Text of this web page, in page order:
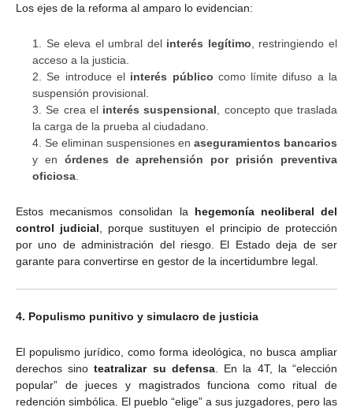
Los ejes de la reforma al amparo lo evidencian:
Se eleva el umbral del interés legítimo , restringiendo el
acceso a la justicia.
Se introduce el interés público como límite difuso a la
suspensión provisional.
Se crea el interés suspensional , concepto que traslada
la carga de la prueba al ciudadano.
Se eliminan suspensiones en aseguramientos bancarios
y en órdenes de aprehensión por prisión preventiva
oficiosa
Estos mecanismos consolidan la hegemonía neoliberal del
control judicial , porque sustituyen el principio de protección
por uno de administración del riesgo. El Estado deja de ser
garante para convertirse en gestor de la incertidumbre legal.
4. Populismo punitivo y simulacro de justicia
El populismo jurídico, como forma ideológica, no busca ampliar
derechos sinoteatralizar su defensa. En la 4T, la “elección
popular” de jueces y magistrados funciona como ritual de
redención simbólica. El pueblo “elige” a sus juzgadores, pero las